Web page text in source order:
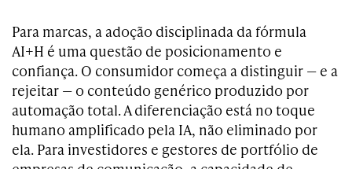
Para marcas, a adoção disciplinada da fórmula
AI+H é uma questão de posicionamento e
confiança. O consumidor começa a distinguir — e a
rejeitar — o conteúdo genérico produzido por
automação total. A diferenciação está no toque
humano amplificado pela IA, não eliminado por
ela. Para investidores e gestores de portfólio de